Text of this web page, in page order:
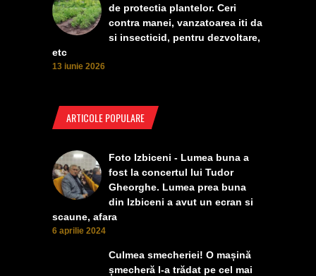
de protectia plantelor. Ceri
contra manei, vanzatoarea iti da
si insecticid, pentru dezvoltare,
etc
13 iunie 2026
ARTICOLE POPULARE
Foto Izbiceni - Lumea buna a
fost la concertul lui Tudor
Gheorghe. Lumea prea buna
din Izbiceni a avut un ecran si
scaune, afara
6 aprilie 2024
Culmea smecheriei! O mașină
șmecheră l-a trădat pe cel mai